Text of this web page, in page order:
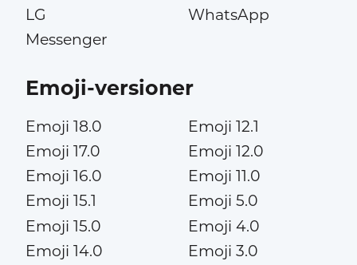
LG
Messenger
WhatsApp
Emoji-versioner
Emoji 18.0
Emoji 17.0
Emoji 16.0
Emoji 15.1
Emoji 15.0
Emoji 14.0
Emoji 12.1
Emoji 12.0
Emoji 11.0
Emoji 5.0
Emoji 4.0
Emoji 3.0